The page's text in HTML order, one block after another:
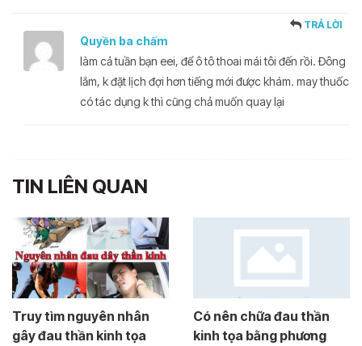
Quyền ba chấm
TRẢ LỜI
làm cả tuần bạn eei, để ô tô thoai mái tôi đến rồi. Đông
lắm, k đặt lịch đợi hơn tiếng mới được khám. may thuốc
có tác dụng k thì cũng chả muốn quay lại
TIN LIÊN QUAN
Truy tìm nguyên nhân
gây đau thần kinh tọa
Có nên chữa đau thần
kinh tọa bằng phương